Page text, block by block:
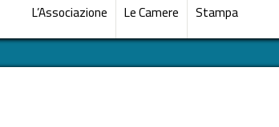
L’Associazione Le Camere Stampa